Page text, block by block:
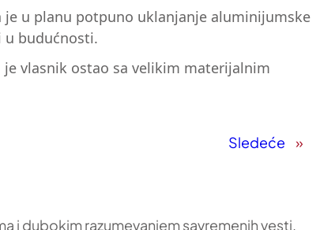
u planu potpuno uklanjanje aluminijumske
u budućnosti.
vlasnik ostao sa velikim materijalnim
Sledeće »
i dubokim razumevanjem savremenih vesti.